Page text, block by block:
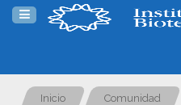
Inicio Comunidad